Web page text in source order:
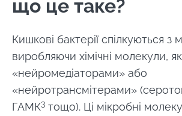
що це таке?
Кишкові бактерії спілкуються з
виробляючи хімічні молекули,
«нейромедіаторами» або
«нейротрансмітерами»
ГАМК3 тощо). Ці мікробні